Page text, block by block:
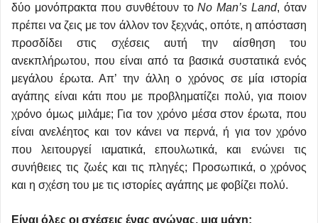
δύο μονόπρακτα που συνθέτουν τοNo Man’s Land, όταν
πρέπει να ζεις με τον άλλον τον ξεχνάς, οπότε, η απόσταση
προσδίδει στις σχέσεις αυτή την αίσθηση του
ανεκπλήρωτου, που είναι από τα βασικά συστατικά ενός
μεγάλου έρωτα. Απ’ την άλλη ο χρόνος σε μία ιστορία
αγάπης είναι κάτι που με προβληματίζει πολύ, για ποιον
χρόνο όμως μιλάμε; Για τον χρόνο μέσα στον έρωτα, που
είναι ανελέητος και τον κάνει να περνά, ή για τον χρόνο
που λειτουργεί ιαματικά, επουλωτικά, και ενώνει τις
συνήθειες τις ζωές και τις πληγές; Προσωπικά, ο χρόνος
και η σχέση του με τις ιστορίες αγάπης με φοβίζει πολύ.
Είναι όλες οι σχέσεις ένας αγώνας, μια μάχη;